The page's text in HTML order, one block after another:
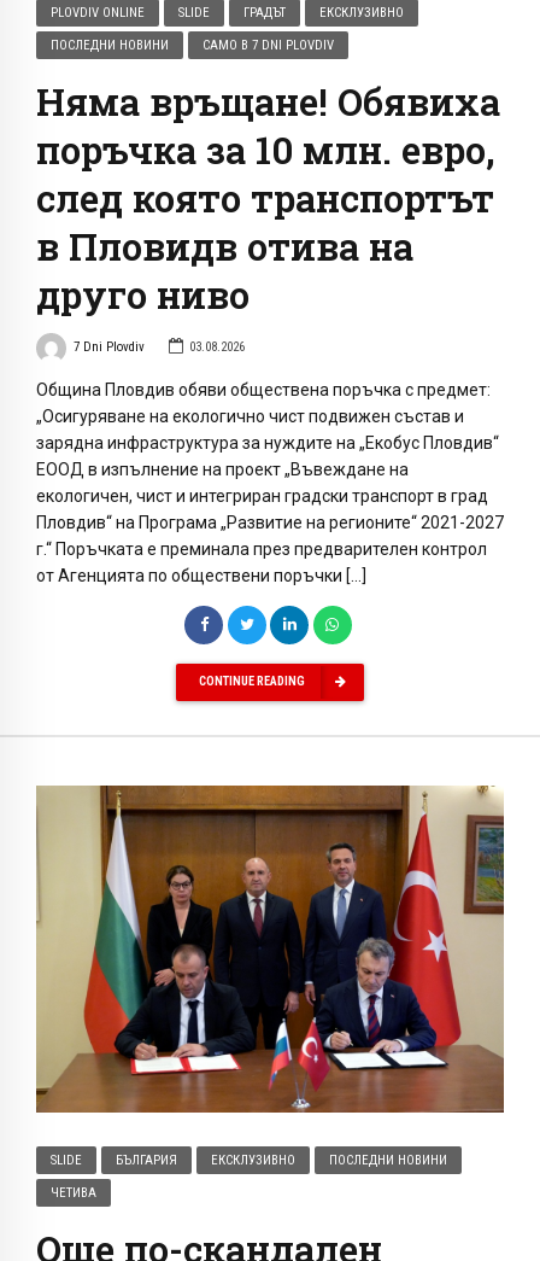
PLOVDIV ONLINE SLIDE ГРАДЪТ ЕКСКЛУЗИВНО
ПОСЛЕДНИ НОВИНИ САМО В 7 DNI PLOVDIV
Няма връщане! Обявиха
поръчка за 10 млн. евро,
след която транспортът
в Пловидв отива на
друго ниво
7 Dni Plovdiv 03.08.2026
Община Пловдив обяви обществена поръчка с предмет:
„Осигуряване на екологично чист подвижен състав и
зарядна инфраструктура за нуждите на „Екобус Пловдив“
ЕООД в изпълнение на проект „Въвеждане на
екологичен, чист и интегриран градски транспорт в град
Пловдив“ на Програма „Развитие на регионите“ 2021-2027
г.“ Поръчката е преминала през предварителен контрол
от Агенцията по обществени поръчки […]
CONTINUE READING
SLIDE БЪЛГАРИЯ ЕКСКЛУЗИВНО ПОСЛЕДНИ НОВИНИ
ЧЕТИВА
Още по-скандален